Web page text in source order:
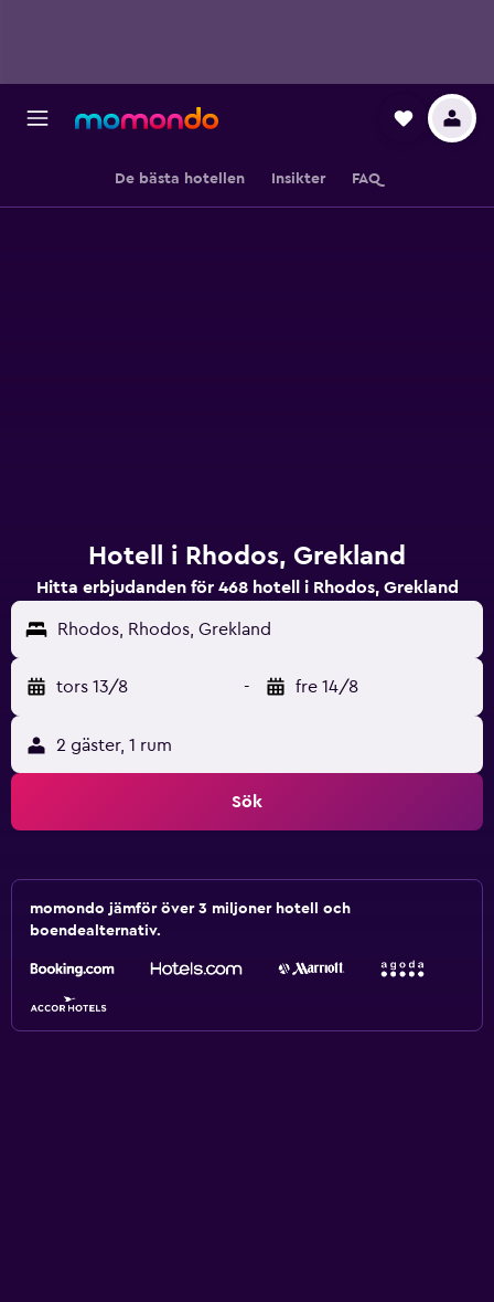
De bästa hotellen Insikter FAQ
Hotell i Rhodos, Grekland
Hitta erbjudanden för 468 hotell i Rhodos, Grekland
Rhodos, Rhodos, Grekland
tors 13/8 - fre 14/8
2 gäster, 1 rum
Sök
momondo jämför över 3 miljoner hotell och
boendealternativ.